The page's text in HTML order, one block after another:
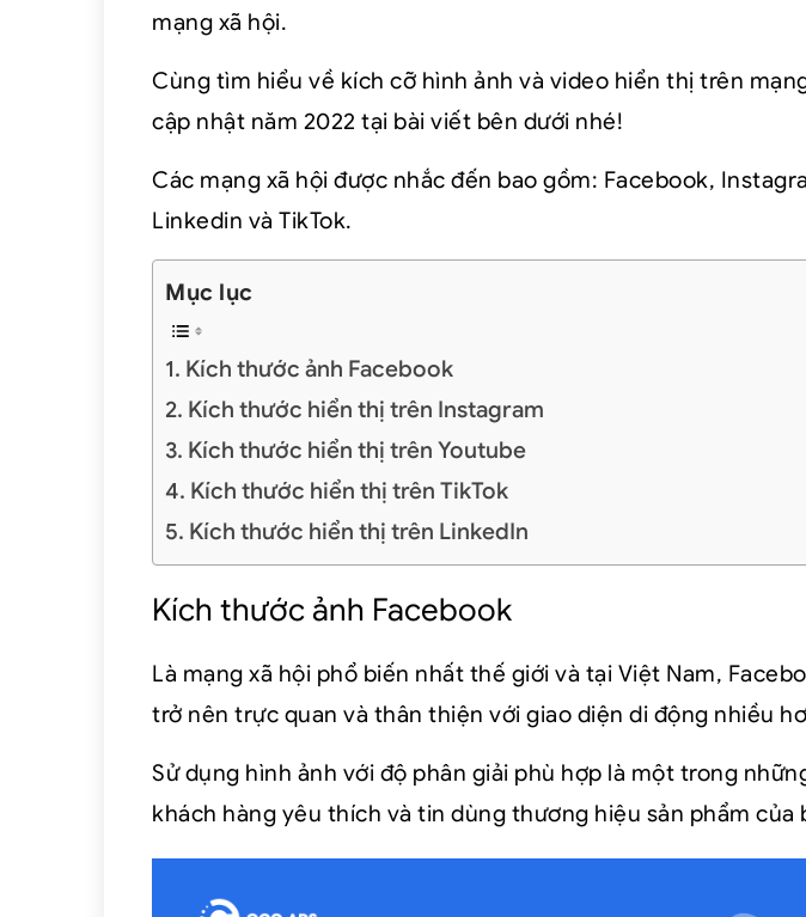
mạng xã hội.
Cùng tìm hiểu về kích cỡ hình ảnh và video hiển thị trên
cập nhật năm 2022 tại bài viết bên dưới nhé!
Các mạng xã hội được nhắc đến bao gồm: Facebook,
Linkedin và TikTok.
Mục lục
Kích thước ảnh Facebook
Kích thước hiển thị trên Instagram
Kích thước hiển thị trên Youtube
Kích thước hiển thị trên TikTok
Kích thước hiển thị trên LinkedIn
Kích thước ảnh Facebook
Là mạng xã hội phổ biến nhất thế giới và tại Việt Nam,
trở nên trực quan và thân thiện với giao diện di động nhiều
Sử dụng hình ảnh với độ phân giải phù hợp là một trong
khách hàng yêu thích và tin dùng thương hiệu sản phẩm của